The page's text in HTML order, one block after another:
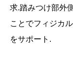
求.踏みつけ部外
ことでフィジカ
をサポート.